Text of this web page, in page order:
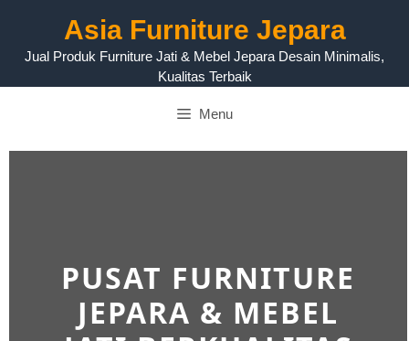
Asia Furniture Jepara
Jual Produk Furniture Jati & Mebel Jepara Desain Minimalis,
Kualitas Terbaik
Menu
PUSAT FURNITURE
JEPARA & MEBEL